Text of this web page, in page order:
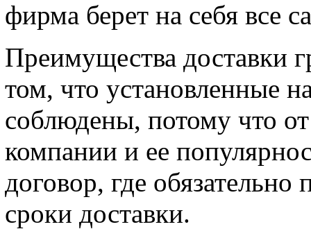
фирма берет на себя все
Преимущества доставки
том, что установленные
соблюдены, потому что
компании и ее
договор, где
сроки доставки.